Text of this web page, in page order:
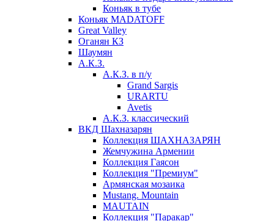
Коньяк в тубе
Коньяк MADATOFF
Great Valley
Оганян КЗ
Шаумян
А.К.З.
А.К.З. в п/у
Grand Sargis
URARTU
Avetis
А.К.З. классический
ВКД Шахназарян
Коллекция ШАХНАЗАРЯН
Жемчужина Армении
Коллекция Гаясон
Коллекция "Премиум"
Армянская мозаика
Mustang. Mountain
MAUTAIN
Коллекция "Паракар"